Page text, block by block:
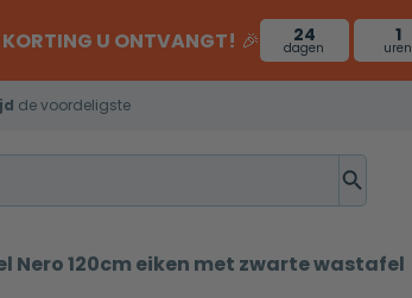
KORTING U ONTVANGT! 🎉 24
dagen
1
uren
de voordeligste
Nero 120cm eiken met zwarte wastafel